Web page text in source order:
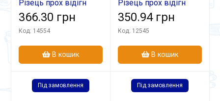
Різець прох відігн
25х16х140 Т30К4
366.30 грн
Код: 14554
В кошик
Різець прох відігн
25х20х170 Т5К10
350.94 грн
Код: 12545
В кошик
Під замовлення Під замовлення